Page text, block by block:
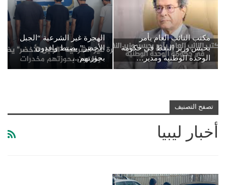
مكتب النائب العام يأمر
بحبس وزير النفط في حكومة
الوحدة الوطنية ومدير…
الهجرة غير الشرعية “الجبل
الأخضر” يضبط وافدون
بحوزتهم…
تصفح التصنيف
أخبار ليبيا